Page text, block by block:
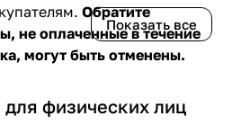
Показать все
Обратите
не оплаченные в течение
могут быть отменены.
физических лиц